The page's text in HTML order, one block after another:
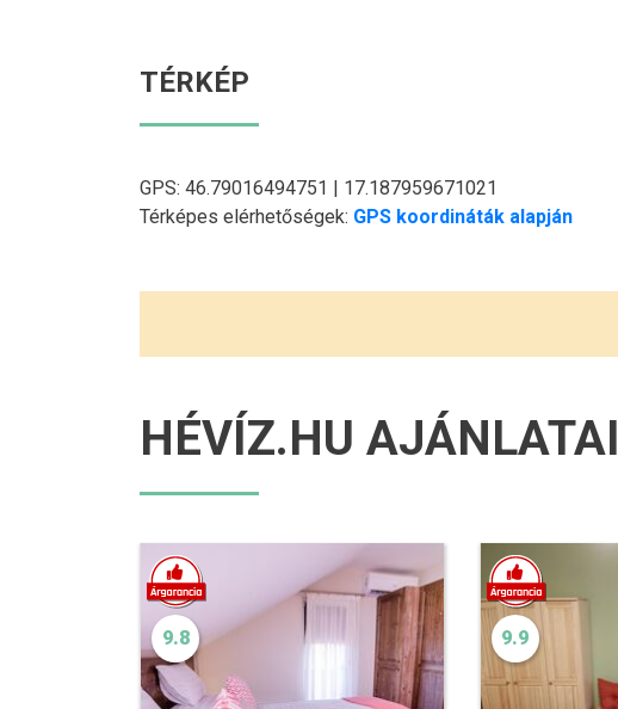
TÉRKÉP
GPS: 46.79016494751 | 17.187959671021
Térképes elérhetőségek: GPS koordináták alapján
HÉVÍZ.HU AJÁNLATAI
9.8 9.9